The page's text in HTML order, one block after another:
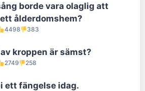
borde vara olaglig att
ålderdomshem?
4498 383
kroppen är sämst?
2749 258
ett fängelse idag.